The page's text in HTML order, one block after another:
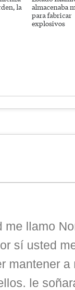
la
almacenaba
para fabricar
explosivos
me llamo
sí usted
mantener
le